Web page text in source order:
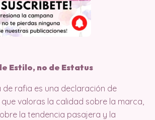
Estilo, no de Estatus
de rafia es una declaración de
que valoras la calidad sobre la marca,
la tendencia pasajera y la